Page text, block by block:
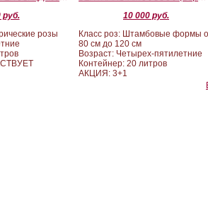
руб.
розы
10 000 руб.
Класс роз: Штамбовые формы
80 см до 120 см
Возраст: Четырех-пятилетние
Контейнер: 20 литров
АКЦИЯ: 3+1